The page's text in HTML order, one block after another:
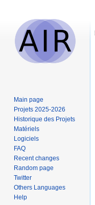
Main page
Projets 2025-2026
Historique des Projets
Matériels
Logiciels
FAQ
Recent changes
Random page
Twitter
Others Languages
Help